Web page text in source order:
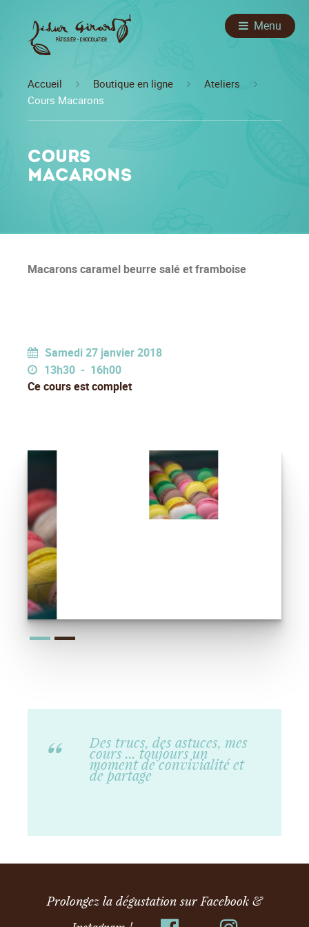
Accueil Boutique en ligne
Ateliers
Cours Macarons
Cours
Macarons
Macarons caramel beurre salé et framboise
Samedi 27 janvier 2018
13h30 - 16h00
Ce cours est complet
Des trucs, des astuces, mes
cours ... toujours un
moment de convivialité et
de partage
Prolongez la dégustation sur Facebook &
Menu